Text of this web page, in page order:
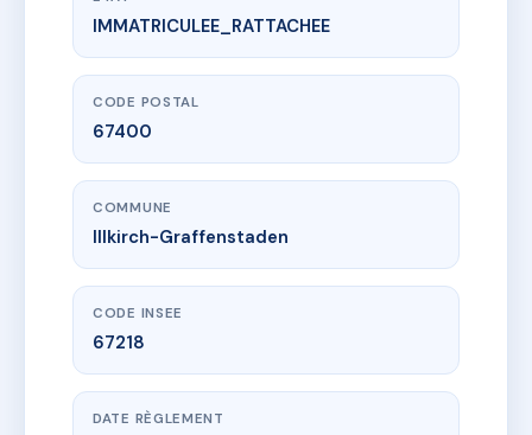
www.vme.plus/AC6769731
RUE DES VERGERS
24 r du verger67400 Illkirch-Graffenstaden
IMMATRICULEE_RATTACHEE
CODE POSTAL
67400
COMMUNE
Illkirch-Graffenstaden
CODE INSEE
67218
DATE RÈGLEMENT